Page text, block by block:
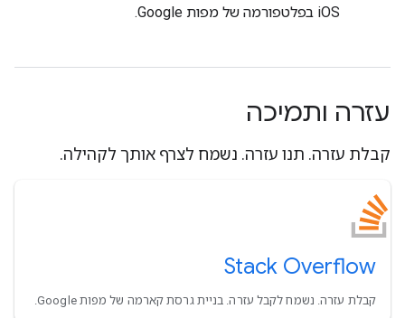
iOS בפלטפורמה של מפות Google.
עזרה ותמיכה
קבלת עזרה. תנו עזרה. נשמח לצרף אותך לקהילה.
Stack Overflow
קבלת עזרה. נשמח לקבל עזרה. בניית גרסת קארמה של מפות Google.